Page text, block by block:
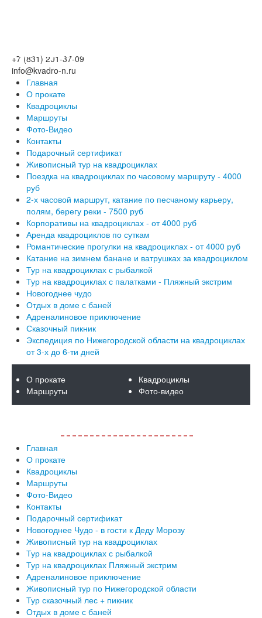
+7 (831) 291-37-09
info@kvadro-n.ru
Главная
О прокате
Квадроциклы
Маршруты
Фото-Видео
Контакты
Подарочный сертификат
Живописный тур на квадроциклах
Поездка на квадроциклах по часовому маршруту - 4000
руб
2-х часовой маршрут, катание по песчаному карьеру,
полям, берегу реки - 7500 руб
Корпоративы на квадроциклах - от 4000 руб
Аренда квадроциклов по суткам
Романтические прогулки на квадроциклах - от 4000 руб
Катание на зимнем банане и ватрушках за квадроциклом
Тур на квадроциклах с рыбалкой
Тур на квадроциклах с палатками - Пляжный экстрим
Новогоднее чудо
Отдых в доме с баней
Адреналиновое приключение
Сказочный пикник
Экспедиция по Нижегородской области на квадроциклах
от 3-х до 6-ти дней
О прокате
Квадроциклы
Маршруты
Фото-видео
Главная
О прокате
Квадроциклы
Маршруты
Фото-Видео
Контакты
Подарочный сертификат
Новогоднее Чудо - в гости к Деду Морозу
Живописный тур на квадроциклах
Тур на квадроциклах с рыбалкой
Тур на квадроциклах Пляжный экстрим
Адреналиновое приключение
Живописный тур по Нижегородской области
Тур сказочный лес + пикник
Отдых в доме с баней